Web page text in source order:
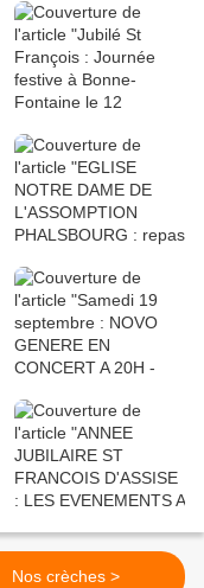
Nos crèches >